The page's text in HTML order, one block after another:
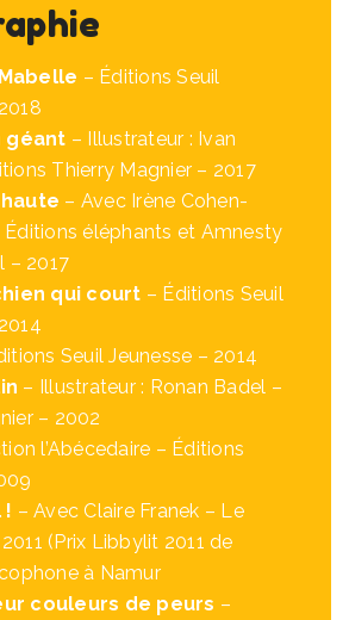
– Éditions Seuil
géant – Illustrateur : Ivan
Thierry Magnier – 2017
– Avec Irène Cohen-
Éditions éléphants et Amnesty
– 2017
qui court – Éditions Seuil
Seuil Jeunesse – 2014
– Illustrateur : Ronan Badel –
– 2002
l’Abécedaire – Éditions
! – Avec Claire Franek – Le
(Prix Libbylit 2011 de
à Namur
couleurs de peurs –